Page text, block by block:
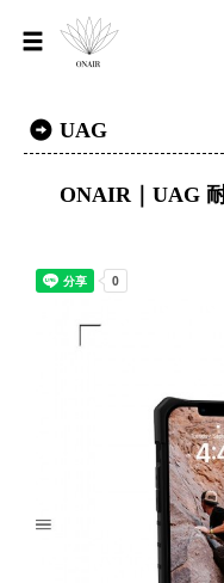
UAG
ONAIR｜UAG